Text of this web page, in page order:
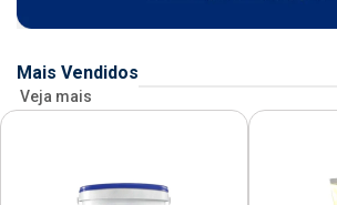
Mais Vendidos
Veja mais